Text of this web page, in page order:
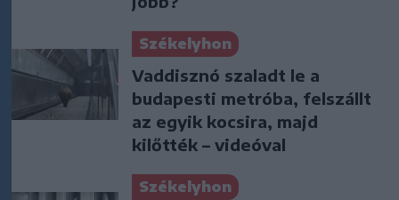
Székelyhon
Vaddisznó szaladt le a
budapesti metróba, felszállt
az egyik kocsira, majd
kilőtték – videóval
Székelyhon